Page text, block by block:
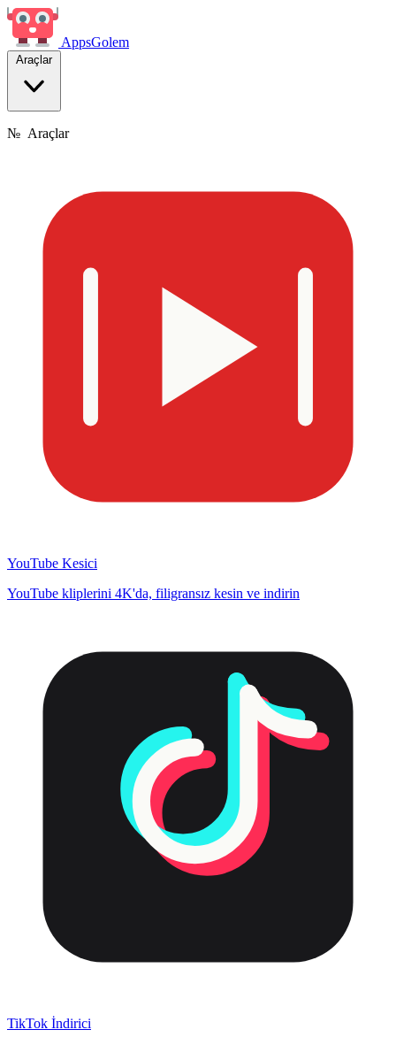
AppsGolem
Araçlar
№ Araçlar
YouTube Kesici
YouTube kliplerini 4K'da, filigransız kesin ve indirin
TikTok İndirici